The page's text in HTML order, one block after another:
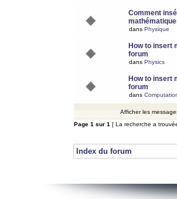
Comment
dans Physique
How to insert
forum
dans Physics
How to insert
forum
dans
Afficher les
Page 1 sur 1 [ La recherche a
Index du forum